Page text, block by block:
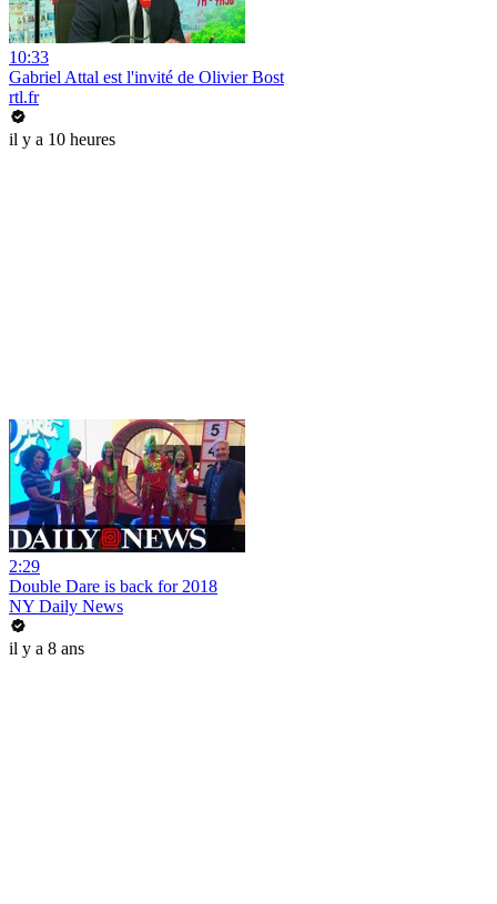
10:33
Gabriel Attal est l'invité de Olivier Bost
rtl.fr
il y a 10 heures
2:29
Double Dare is back for 2018
NY Daily News
il y a 8 ans